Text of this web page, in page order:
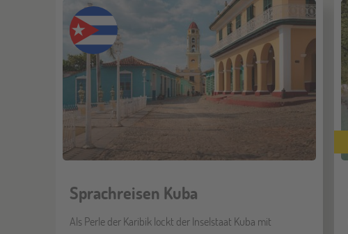
Sprachreisen Kuba
Als Perle der Karibik lockt der Inselstaat Kuba mit